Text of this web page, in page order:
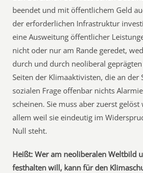
beendet und mit öffentlichem Geld
der erforderlichen Infrastruktur
eine Ausweitung öffentlicher
nicht oder nur am Rande geredet,
durch und durch neoliberal
Seiten der Klimaaktivisten, die an der
sozialen Frage offenbar nichts
scheinen. Sie muss aber zuerst
allem weil sie eindeutig im
Null steht.
Heißt: Wer am neoliberalen Weltbild
festhalten will, kann für den